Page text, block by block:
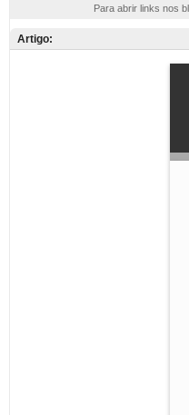
Para abrir links nos
Artigo: